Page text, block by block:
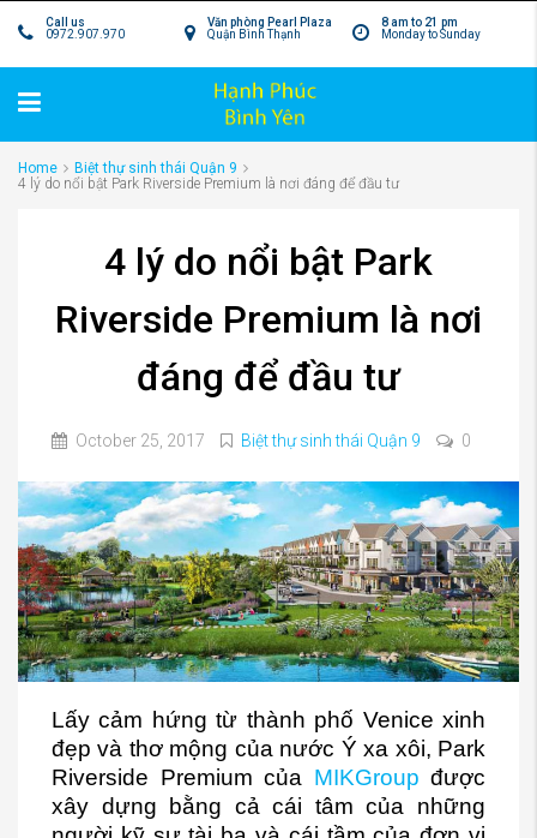
8 am to 21 pm
Monday to Sunday
Văn phòng Pearl Plaza
Quận Bình Thạnh
Call us
0972.907.970
Home
Biệt thự sinh thái Quận 9
4 lý do nổi bật Park Riverside Premium là nơi đáng để đầu tư
4 lý do nổi bật Park
Riverside Premium là nơi
đáng để đầu tư
October 25, 2017 Biệt thự sinh thái Quận 9 0
Lấy cảm hứng từ thành phố Venice xinh
đẹp và thơ mộng của nước Ý xa xôi, Park
Riverside Premium của MIKGroup được
xây dựng bằng cả cái tâm của những